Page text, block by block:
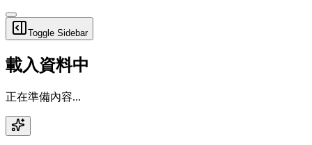
Toggle Sidebar
載入資料中
正在準備內容...